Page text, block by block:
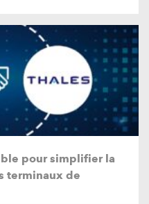
pour simplifier la
terminaux de